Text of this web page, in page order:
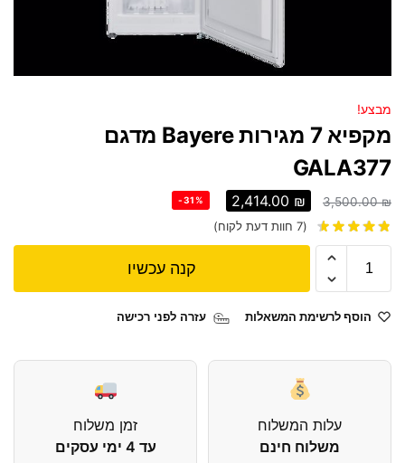
מבצע!
מקפיא 7 מגירות Bayere מדגם
GALA377
3,500.00₪
2,414.00 ₪
-31%
(
7 חוות דעת לקוח)
קנה עכשיו
הוסף לרשימת המשאלות עזרה לפני רכישה
עלות המשלוח
משלוח חינם
זמן משלוח
עד 4 ימי עסקים